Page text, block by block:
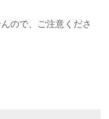
ので、ご注意くださ